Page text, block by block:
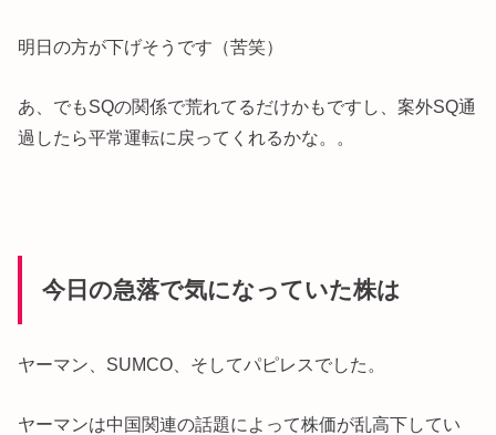
明日の方が下げそうです（苦笑）
あ、でもSQの関係で荒れてるだけかもですし、案外SQ通
過したら平常運転に戻ってくれるかな。。
今日の急落で気になっていた株は
ヤーマン、SUMCO、そしてパピレスでした。
ヤーマンは中国関連の話題によって株価が乱高下してい